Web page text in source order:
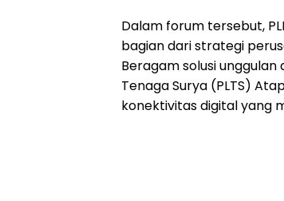
Dalam forum tersebut,
bagian dari strategi
Beragam solusi
Tenaga Surya (PLTS)
konektivitas digital yang